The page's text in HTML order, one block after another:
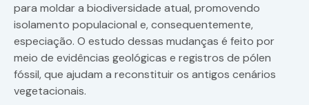
para moldar a biodiversidade atual, promovendo
isolamento populacional e, consequentemente,
especiação. O estudo dessas mudanças é feito por
meio de evidências geológicas e registros de pólen
fóssil, que ajudam a reconstituir os antigos cenários
vegetacionais.